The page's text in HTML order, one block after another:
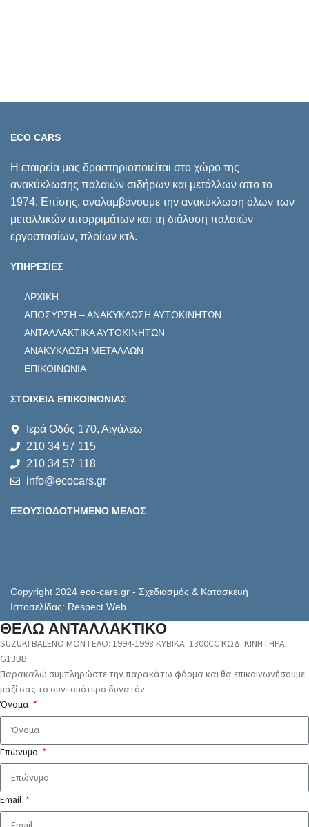
ECO CARS
Η εταιρεία μας δραστηριοποιείται στο χώρο της
ανακύκλωσης παλαιών σιδήρων και μετάλλων απο το
1974. Επίσης, αναλαμβάνουμε την ανακύκλωση όλων των
μεταλλικών απορριμάτων και τη διάλυση παλαιών
εργοστασίων, πλοίων κτλ.
ΥΠΗΡΕΣΙΕΣ
ΑΡΧΙΚΗ
ΑΠΟΣΥΡΣΗ – ΑΝΑΚΥΚΛΩΣΗ ΑΥΤΟΚΙΝΗΤΩΝ
ΑΝΤΑΛΛΑΚΤΙΚΑ ΑΥΤΟΚΙΝΗΤΩΝ
ΑΝΑΚΥΚΛΩΣΗ ΜΕΤΑΛΛΩΝ
ΕΠΙΚΟΙΝΩΝΙΑ
ΣΤΟΙΧΕΙΑ ΕΠΙΚΟΙΝΩΝΙΑΣ
Ιερά Οδός 170, Αιγάλεω
210 34 57 115
210 34 57 118
info@ecocars.gr
ΕΞΟΥΣΙΟΔΟΤΗΜΕΝΟ ΜΕΛΟΣ
Copyright 2024 eco-cars.gr - Σχεδιασμός & Κατασκευή
Ιστοσελίδας: Respect Web
ΘΕΛΩ ΑΝΤΑΛΛΑΚΤΙΚΟ
SUZUKI BALENO ΜΟΝΤΕΛΟ: 1994-1998 ΚΥΒΙΚΑ: 1300CC ΚΩΔ. ΚΙΝΗΤΗΡΑ:
G13BB
Παρακαλώ συμπληρώστε την παρακάτω φόρμα και θα επικοινωνήσουμε
μαζί σας το συντομότερο δυνατόν.
Όνομα
Επώνυμο
Email